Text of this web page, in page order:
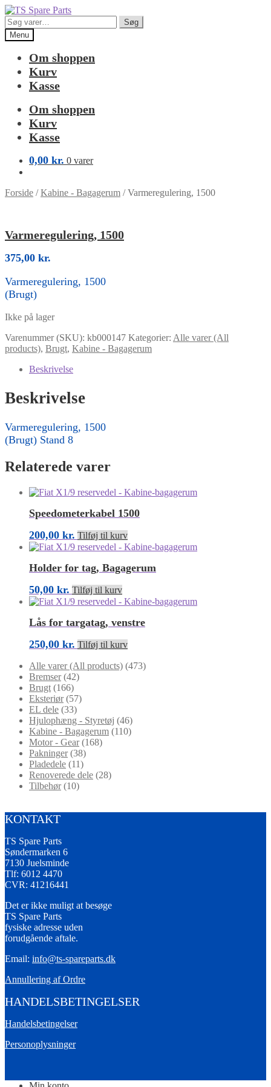
Spring
til
navigation
Spring
til
indhold
Søg
efter:
Søg
Menu
Om shoppen
Kurv
Kasse
Om shoppen
Kurv
Kasse
0,00 kr. 0 varer
Forside /Kabine - Bagagerum /Varmeregulering, 1500
Varmeregulering, 1500
375,00 kr.
Varmeregulering, 1500
(Brugt)
Ikke på lager
Varenummer (SKU): kb000147 Kategorier: Alle varer (All
products), Brugt, Kabine - Bagagerum
Beskrivelse
Beskrivelse
Varmeregulering, 1500
(Brugt) Stand 8
Relaterede varer
Speedometerkabel 1500
200,00 kr. Tilføj til kurv
Holder for tag, Bagagerum
50,00 kr. Tilføj til kurv
Lås for targatag, venstre
250,00 kr. Tilføj til kurv
Alle varer (All products) (473)
Bremser (42)
Brugt (166)
Eksteriør (57)
EL dele (33)
Hjulophæng - Styretøj (46)
Kabine - Bagagerum (110)
Motor - Gear (168)
Pakninger (38)
Pladedele (11)
Renoverede dele (28)
Tilbehør (10)
KONTAKT
TS Spare Parts
Søndermarken 6
7130 Juelsminde
Tlf: 6012 4470
CVR: 41216441
Det er ikke muligt at besøge
TS Spare Parts
fysiske adresse uden
forudgående aftale.
Email: info@ts-spareparts.dk
Annullering af Ordre
HANDELSBETINGELSER
Handelsbetingelser
Personoplysninger